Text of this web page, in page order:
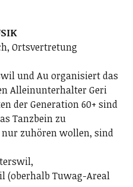
Ortsvertretung
und Au organisiert das
Alleinunterhalter Geri
der Generation 60+ sind
Tanzbein zu
zuhören wollen, sind
(oberhalb Tuwag-Areal